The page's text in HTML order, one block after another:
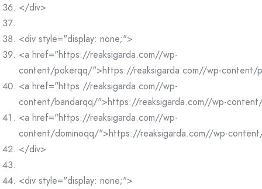
</div>
<div style="display: none;">
<a href="https://reaksigarda.com//wp-
content/pokerqq/">https://reaksigarda.com//wp-content/
<a href="https://reaksigarda.com//wp-
content/bandarqq/">https://reaksigarda.com//wp-
<a href="https://reaksigarda.com//wp-
content/dominoqq/">https://reaksigarda.com//wp-
</div>
<div style="display: none;">